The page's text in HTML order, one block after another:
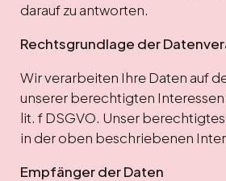
darauf zu antworten.
Rechtsgrundlage der
Wir verarbeiten Ihre Daten auf
unserer berechtigten Interessen
lit. f DSGVO. Unser
in der oben beschriebenen
Empfänger der Daten